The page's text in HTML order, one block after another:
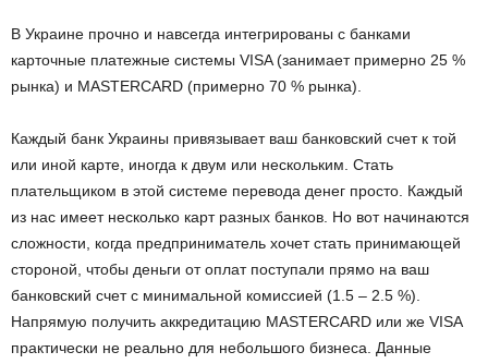
В Украине прочно и навсегда интегрированы с банками
карточные платежные системы VISA (занимает примерно 25 %
рынка) и MASTERCARD (примерно 70 % рынка).
Каждый банк Украины привязывает ваш банковский счет к той
или иной карте, иногда к двум или нескольким. Стать
плательщиком в этой системе перевода денег просто. Каждый
из нас имеет несколько карт разных банков. Но вот начинаются
сложности, когда предприниматель хочет стать принимающей
стороной, чтобы деньги от оплат поступали прямо на ваш
банковский счет с минимальной комиссией (1.5 – 2.5 %).
Напрямую получить аккредитацию MASTERCARD или же VISA
практически не реально для небольшого бизнеса. Данные